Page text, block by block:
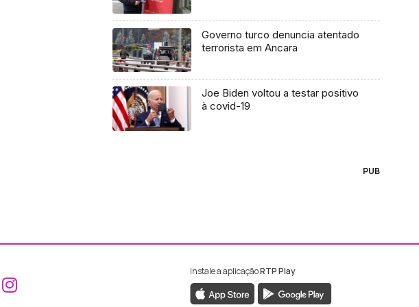
Governo turco denuncia atentado
terrorista em Ancara
Joe Biden voltou a testar positivo
à covid-19
PUB
Aceder ao Facebook da RTP Madeira
Aceder ao Instagram da RTP Madeira
Instale a aplicaçãoRTP Play